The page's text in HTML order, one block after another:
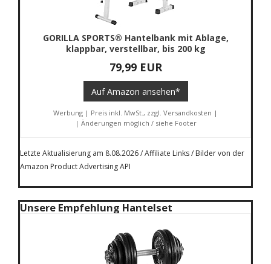
GORILLA SPORTS® Hantelbank mit Ablage,
klappbar, verstellbar, bis 200 kg
79,99 EUR
Auf Amazon ansehen*
Werbung | Preis inkl. MwSt., zzgl. Versandkosten |
| Änderungen möglich / siehe Footer
Letzte Aktualisierung am 8.08.2026 / Affiliate Links / Bilder von der
Amazon Product Advertising API
Unsere Empfehlung Hantelset